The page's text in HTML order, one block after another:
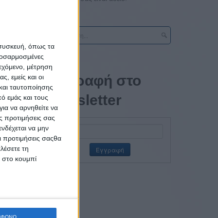
όπως τα
μέτρηση
εμείς και οι
ταυτοποίησης
εμάς και τους
να αρνηθείτε να
προτιμήσεις σας
να μην
προτιμήσεις σαςθα
τη
στο κουμπί
Εγγραφή στο
newsletter